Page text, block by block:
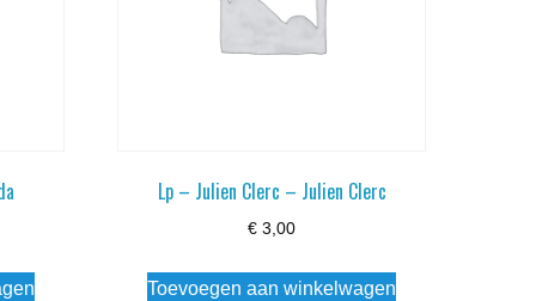
Lp – Julien Clerc – Julien Clerc
€ 3,00
Toevoegen aan winkelwagen